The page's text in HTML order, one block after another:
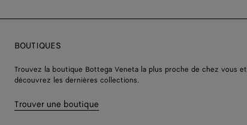
BOUTIQUES
Trouvez la boutique Bottega Veneta la plus proche de chez vous et
découvrez les dernières collections.
Trouver une boutique